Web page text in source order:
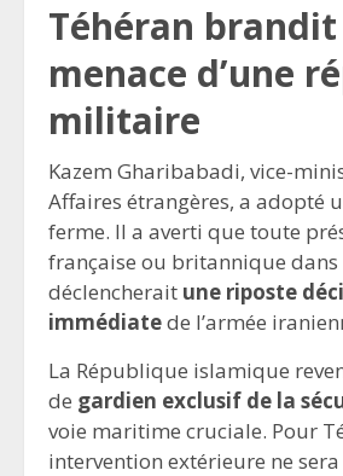
Téhéran
menace d’une
militaire
Kazem Gharibabadi, vice-
Affaires étrangères, a adopté
ferme. Il a averti que toute
française ou britannique
déclencherait une riposte
immédiatede l’armée
La République islamique
de gardien exclusif de la
voie maritime cruciale. Pour
intervention extérieure ne